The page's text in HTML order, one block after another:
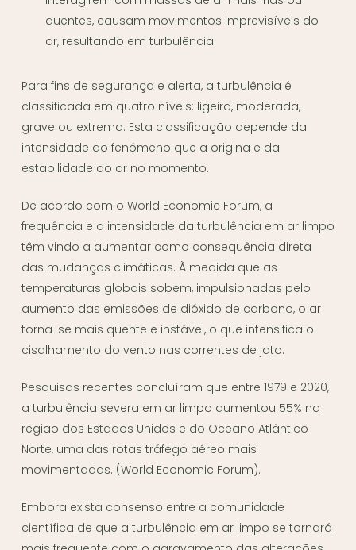
quentes, causam movimentos imprevisíveis do
ar, resultando em turbulência.
Para fins de segurança e alerta, a turbulência é
classificada em quatro níveis: ligeira, moderada,
grave ou extrema. Esta classificação depende da
intensidade do fenómeno que a origina e da
estabilidade do ar no momento.
De acordo com o World Economic Forum, a
frequência e a intensidade da turbulência em ar limpo
têm vindo a aumentar como consequência direta
das mudanças climáticas. À medida que as
temperaturas globais sobem, impulsionadas pelo
aumento das emissões de dióxido de carbono, o ar
torna-se mais quente e instável, o que intensifica o
cisalhamento do vento nas correntes de jato.
Pesquisas recentes concluíram que entre 1979 e 2020,
a turbulência severa em ar limpo aumentou 55% na
região dos Estados Unidos e do Oceano Atlântico
Norte, uma das rotas tráfego aéreo mais
movimentadas. (World Economic Forum).
Embora exista consenso entre a comunidade
científica de que a turbulência em ar limpo se tornará